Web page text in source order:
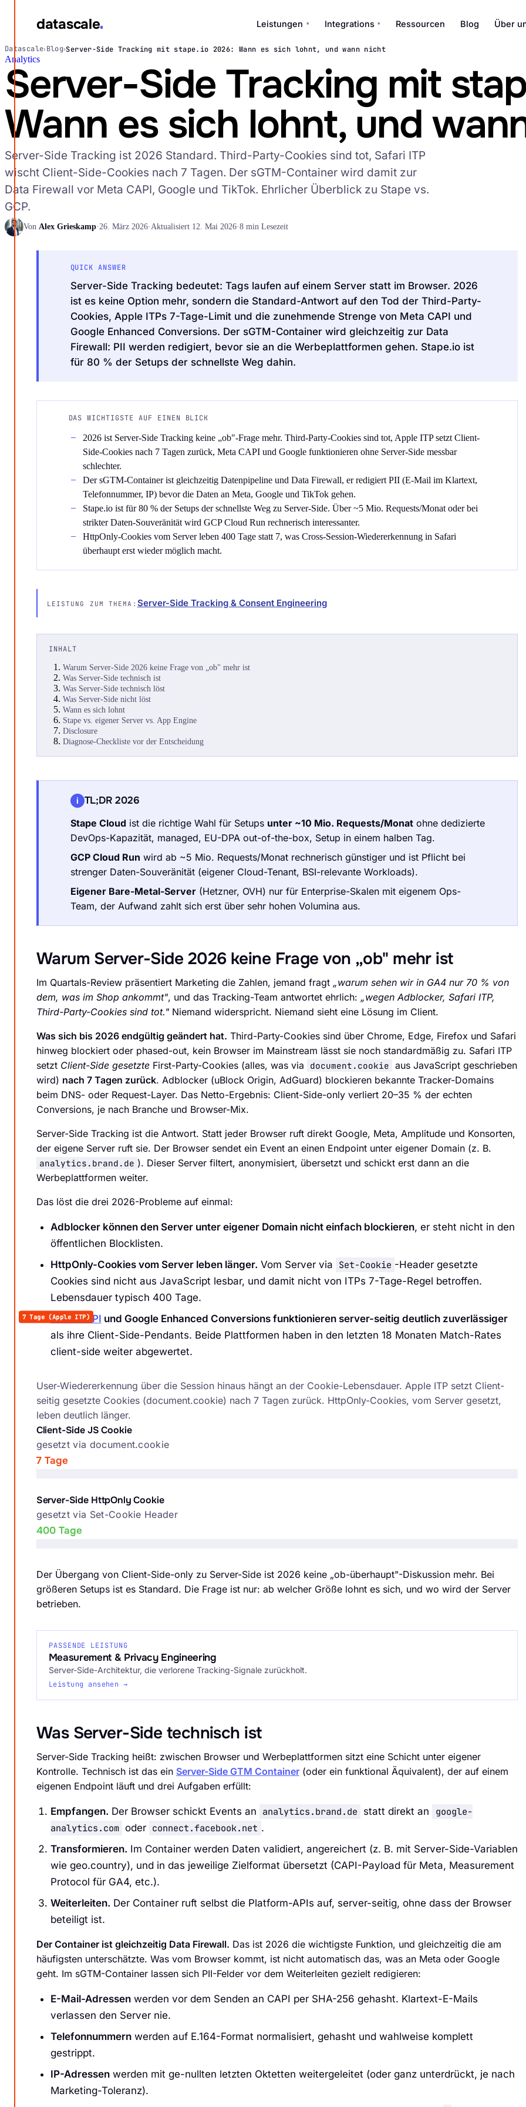
datascale Leistungen ▾ Integrations ▾ Ressourcen Blog Über
datascale
Leistungen ▾
Integrations
Audit Sprint anfragen
+49 89 921 35 623
Datascale› Blog›Server-Side Tracking mit stape.io 2026: Wann es sich lohnt, und wann nicht
Analytics
Server-Side Tracking mit
Wann es sich lohnt, und
Server-Side Tracking ist 2026 Standard. Third-Party-Cookies sind tot, Safari ITP
wischt Client-Side-Cookies nach 7 Tagen. Der sGTM-Container wird damit zur
Data Firewall vor Meta CAPI, Google und TikTok. Ehrlicher Überblick zu Stape vs.
GCP.
Von Alex Grieskamp·26. März 2026·Aktualisiert 12. Mai 2026·8 min Lesezeit
QUICK ANSWER
Server-Side Tracking bedeutet: Tags laufen auf einem Server statt im Browser. 2026
ist es keine Option mehr, sondern die Standard-Antwort auf den Tod der Third-Party-
Cookies, Apple ITPs 7-Tage-Limit und die zunehmende Strenge von Meta CAPI und
Google Enhanced Conversions. Der sGTM-Container wird gleichzeitig zur Data
Firewall: PII werden redigiert, bevor sie an die Werbeplattformen gehen. Stape.io ist
für 80 % der Setups der schnellste Weg dahin.
DAS WICHTIGSTE AUF EINEN BLICK
2026 ist Server-Side Tracking keine „ob"-Frage mehr. Third-Party-Cookies sind tot, Apple ITP setzt Client-
Side-Cookies nach 7 Tagen zurück, Meta CAPI und Google funktionieren ohne Server-Side messbar
schlechter.
Der sGTM-Container ist gleichzeitig Datenpipeline und Data Firewall, er redigiert PII (E-Mail im Klartext,
Telefonnummer, IP) bevor die Daten an Meta, Google und TikTok gehen.
Stape.io ist für 80 % der Setups der schnellste Weg zu Server-Side. Über ~5 Mio. Requests/Monat oder bei
strikter Daten-Souveränität wird GCP Cloud Run rechnerisch interessanter.
HttpOnly-Cookies vom Server leben 400 Tage statt 7, was Cross-Session-Wiedererkennung in Safari
überhaupt erst wieder möglich macht.
LEISTUNG ZUM THEMA: Server-Side Tracking & Consent Engineering
INHALT
Warum Server-Side 2026 keine Frage von „ob" mehr ist
Was Server-Side technisch ist
Was Server-Side technisch löst
Was Server-Side nicht löst
Wann es sich lohnt
Stape vs. eigener Server vs. App Engine
Disclosure
Diagnose-Checkliste vor der Entscheidung
i TL;DR 2026
Stape Cloud ist die richtige Wahl für Setups unter ~10 Mio. Requests/Monatohne dedizierte
DevOps-Kapazität, managed, EU-DPA out-of-the-box, Setup in einem halben Tag.
GCP Cloud Run wird ab ~5 Mio. Requests/Monat rechnerisch günstiger und ist Pflicht bei
strenger Daten-Souveränität (eigener Cloud-Tenant, BSI-relevante Workloads).
Eigener Bare-Metal-Server(Hetzner, OVH) nur für Enterprise-Skalen mit eigenem Ops-
Team, der Aufwand zahlt sich erst über sehr hohen Volumina aus.
Warum Server-Side 2026 keine Frage von „ob" mehr ist
Im Quartals-Review präsentiert Marketing die Zahlen, jemand fragt „warum sehen wir in GA4 nur 70 % von
dem, was im Shop ankommt", und das Tracking-Team antwortet ehrlich: „wegen Adblocker, Safari ITP,
Third-Party-Cookies sind tot."Niemand widerspricht. Niemand sieht eine Lösung im Client.
Was sich bis 2026 endgültig geändert hat. Third-Party-Cookies sind über Chrome, Edge, Firefox und Safari
hinweg blockiert oder phased-out, kein Browser im Mainstream lässt sie noch standardmäßig zu. Safari ITP
setzt Client-Side gesetzteFirst-Party-Cookies (alles, was via document.cookie aus JavaScript geschrieben
wird) nach 7 Tagen zurück. Adblocker (uBlock Origin, AdGuard) blockieren bekannte Tracker-Domains
beim DNS- oder Request-Layer. Das Netto-Ergebnis: Client-Side-only verliert 20–35 % der echten
Conversions, je nach Branche und Browser-Mix.
Server-Side Tracking ist die Antwort. Statt jeder Browser ruft direkt Google, Meta, Amplitude und Konsorten,
der eigene Server ruft sie. Der Browser sendet ein Event an einen Endpoint unter eigener Domain (z. B.
analytics.brand.de ). Dieser Server filtert, anonymisiert, übersetzt und schickt erst dann an die
Werbeplattformen weiter.
Das löst die drei 2026-Probleme auf einmal:
Adblocker können den Server unter eigener Domain nicht einfach blockieren, er steht nicht in den
öffentlichen Blocklisten.
HttpOnly-Cookies vom Server leben länger. Vom Server via Set-Cookie -Header gesetzte
Cookies sind nicht aus JavaScript lesbar, und damit nicht von ITPs 7-Tage-Regel betroffen.
Lebensdauer typisch 400 Tage.
Meta CAPI und Google Enhanced Conversions funktionieren server-seitig deutlich zuverlässiger
als ihre Client-Side-Pendants. Beide Plattformen haben in den letzten 18 Monaten Match-Rates
client-side weiter abgewertet.
Cookie-Lebensdauer. Client-Side JS vs. Server-Side HttpOnly
User-Wiedererkennung über die Session hinaus hängt an der Cookie-Lebensdauer. Apple ITP setzt Client-
seitig gesetzte Cookies (document.cookie) nach 7 Tagen zurück. HttpOnly-Cookies, vom Server gesetzt,
leben deutlich länger.
Client-Side JS Cookie
gesetzt via document.cookie
7 Tage
7 Tage (Apple ITP)
Server-Side HttpOnly Cookie
gesetzt via Set-Cookie Header
400 Tage
Der Übergang von Client-Side-only zu Server-Side ist 2026 keine „ob-überhaupt"-Diskussion mehr. Bei
größeren Setups ist es Standard. Die Frage ist nur: ab welcher Größe lohnt es sich, und wo wird der Server
betrieben.
PASSENDE LEISTUNG
Measurement & Privacy Engineering
Server-Side-Architektur, die verlorene Tracking-Signale zurückholt.
Leistung ansehen →
Was Server-Side technisch ist
Server-Side Tracking heißt: zwischen Browser und Werbeplattformen sitzt eine Schicht unter eigener
Kontrolle. Technisch ist das ein Server-Side GTM Container(oder ein funktional Äquivalent), der auf einem
eigenen Endpoint läuft und drei Aufgaben erfüllt:
Empfangen. Der Browser schickt Events an analytics.brand.de statt direkt an
google-
analytics.com oder connect.facebook.net .
Transformieren. Im Container werden Daten validiert, angereichert (z. B. mit Server-Side-Variablen
wie geo.country), und in das jeweilige Zielformat übersetzt (CAPI-Payload für Meta, Measurement
Protocol für GA4, etc.).
Weiterleiten. Der Container ruft selbst die Platform-APIs auf, server-seitig, ohne dass der Browser
beteiligt ist.
Der Container ist gleichzeitig Data Firewall. Das ist 2026 die wichtigste Funktion, und gleichzeitig die am
häufigsten unterschätzte. Was vom Browser kommt, ist nicht automatisch das, was an Meta oder Google
geht. Im sGTM-Container lassen sich PII-Felder vor dem Weiterleiten gezielt redigieren:
E-Mail-Adressenwerden vor dem Senden an CAPI per SHA-256 gehasht. Klartext-E-Mails
verlassen den Server nie.
Telefonnummernwerden auf E.164-Format normalisiert, gehasht und wahlweise komplett
gestrippt.
IP-Adressenwerden mit ge-nullten letzten Oktetten weitergeleitet (oder ganz unterdrückt, je nach
Marketing-Toleranz).